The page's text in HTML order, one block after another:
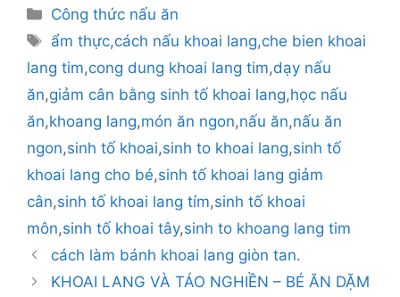
Danh
mục
Công thức nấu ăn
Thẻ
ẩm thực,cách nấu khoai lang,che bien khoai
lang tim,cong dung khoai lang tim,dạy nấu
ăn,giảm cân bằng sinh tố khoai lang,học nấu
ăn,khoang lang,món ăn ngon,nấu ăn,nấu ăn
ngon,sinh tố khoai,sinh to khoai lang,sinh tố
khoai lang cho bé,sinh tố khoai lang giảm
cân,sinh tố khoai lang tím,sinh tố khoai
môn,sinh tố khoai tây,sinh to khoang lang tim
cách làm bánh khoai lang giòn tan.
KHOAI LANG VÀ TÁO NGHIỀN – BÉ ĂN DẶM